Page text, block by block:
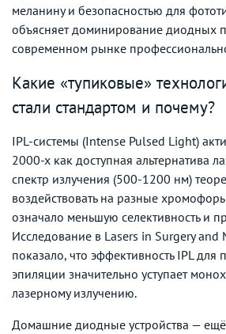
меланину и безопасностью для
объясняет доминирование диодных
современном рынке
Какие «тупиковые»
стали стандартом и почему?
IPL-системы (Intense Pulsed Light)
2000-х как доступная альтернатива
спектр излучения (500-1200 нм)
воздействовать на разные
означало меньшую селективность и
Исследование в Lasers in Surgery and
показало, что эффективность IPL для
эпиляции значительно уступает
лазерному излучению.
Домашние диодные устройства — ещё